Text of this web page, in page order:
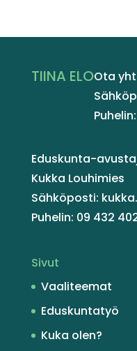
TIINA ELOOta
Eduskunta-
Kukka Louhimies
Sähköposti:
Puhelin: 09 432
Sivut
Vaaliteemat
Eduskuntatyö
Kuka olen?